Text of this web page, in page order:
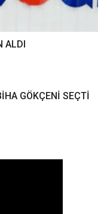
ALDI
GÖKÇENİ SEÇTİ